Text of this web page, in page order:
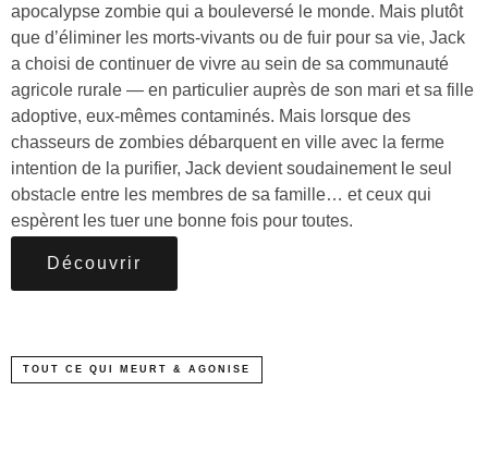
apocalypse zombie qui a bouleversé le monde. Mais plutôt
que d’éliminer les morts-vivants ou de fuir pour sa vie, Jack
a choisi de continuer de vivre au sein de sa communauté
agricole rurale — en particulier auprès de son mari et sa fille
adoptive, eux-mêmes contaminés. Mais lorsque des
chasseurs de zombies débarquent en ville avec la ferme
intention de la purifier, Jack devient soudainement le seul
obstacle entre les membres de sa famille… et ceux qui
espèrent les tuer une bonne fois pour toutes.
Découvrir
TOUT CE QUI MEURT & AGONISE